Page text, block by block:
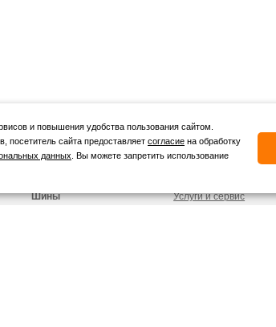
и повышения удобства пользования сайтом.
посетитель сайта предоставляет согласие на обработку
данных . Вы можете запретить использование
Шины
Услуги и сервис